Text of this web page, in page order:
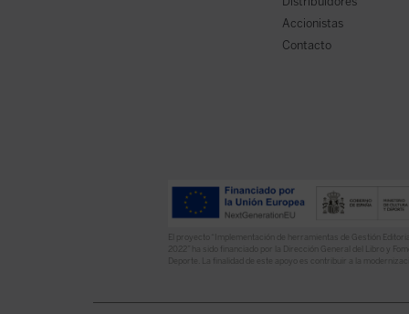
Accionistas
Contacto
El proyecto “Implementación de herramientas de Gestión
2022” ha sido financiado por la Dirección General del Libro y
Deporte. La finalidad de este apoyo es contribuir a la